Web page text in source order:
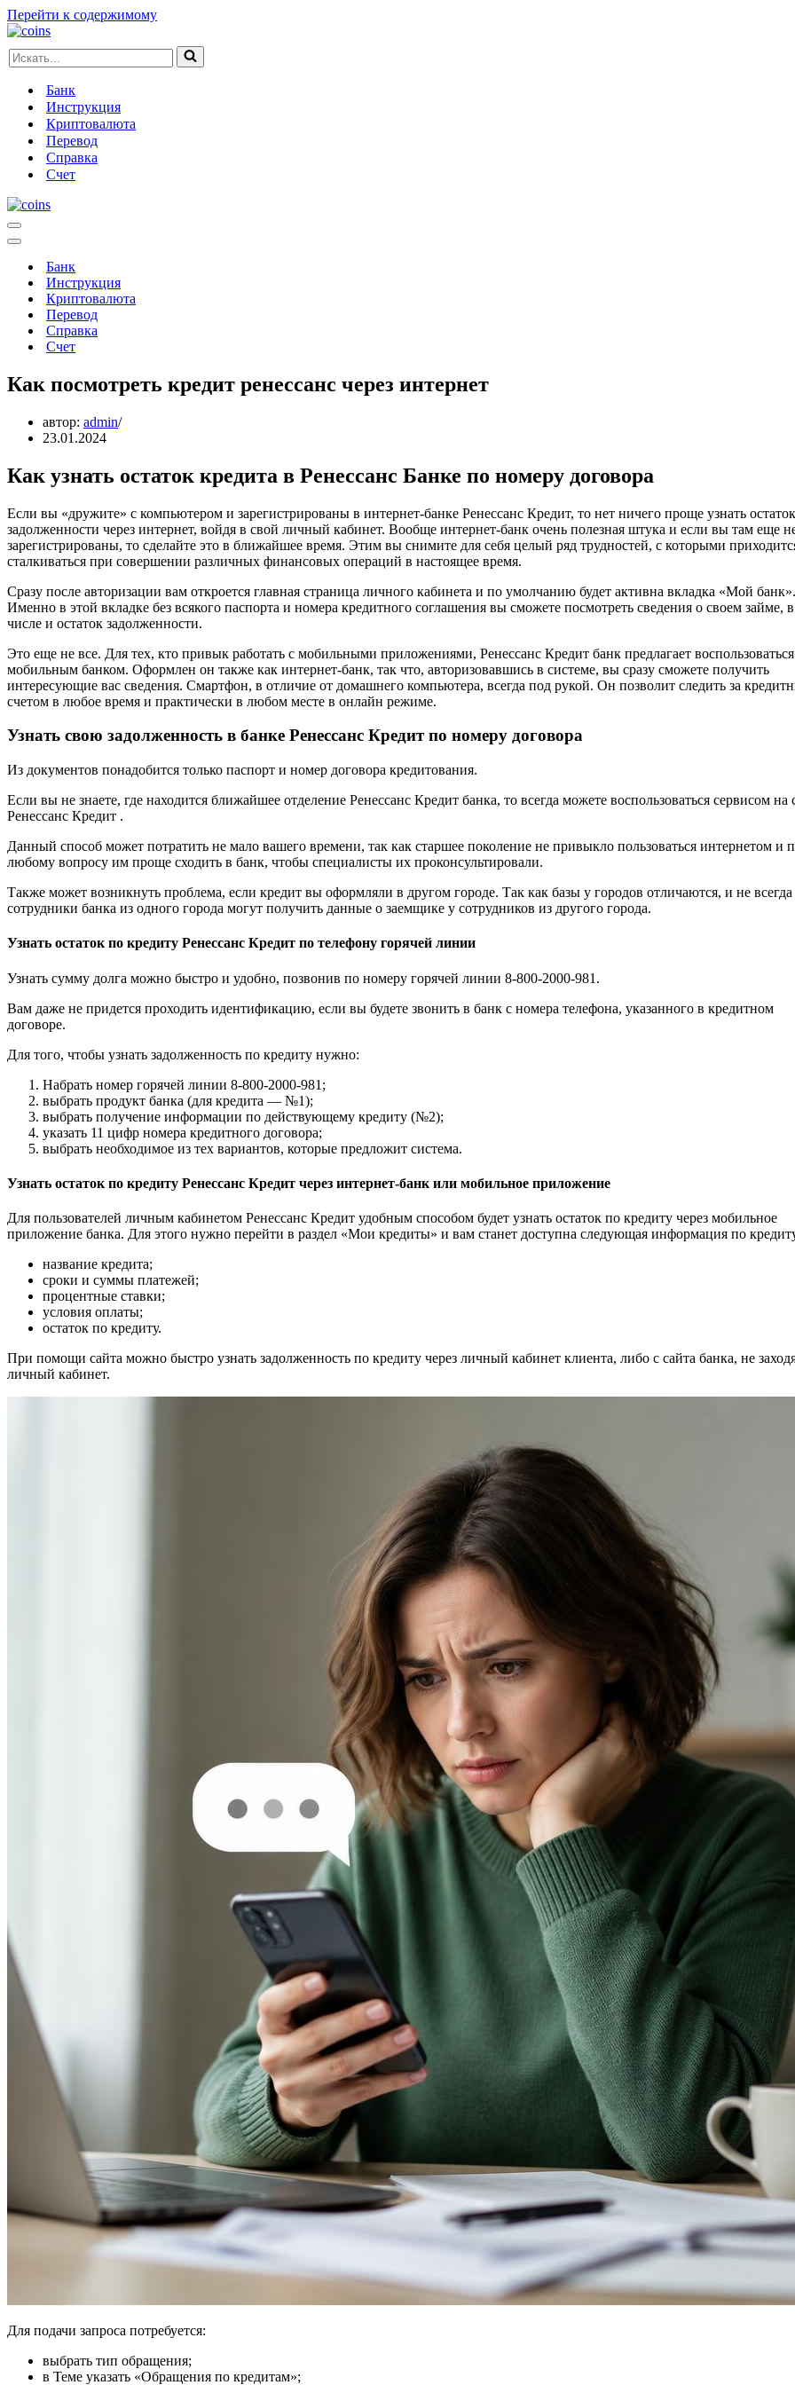
Перейти к содержимому
Искать...
Банк
Инструкция
Криптовалюта
Перевод
Справка
Счет
Меню
навигации
Меню
навигацииБанк
Инструкция
Криптовалюта
Перевод
Справка
Счет
Как посмотреть кредит ренессанс через интернет
автор: admin
23.01.2024
Как узнать остаток кредита в Ренессанс Банке по номеру договора
Если вы «дружите» с компьютером и зарегистрированы в интернет-банке Ренессанс Кредит, то нет ничего проще узнать остаток
задолженности через интернет, войдя в свой личный кабинет. Вообще интернет-банк очень полезная штука и если вы там еще
зарегистрированы, то сделайте это в ближайшее время. Этим вы снимите для себя целый ряд трудностей, с которыми
сталкиваться при совершении различных финансовых операций в настоящее время.
Сразу после авторизации вам откроется главная страница личного кабинета и по умолчанию будет активна вкладка «Мой банк».
Именно в этой вкладке без всякого паспорта и номера кредитного соглашения вы сможете посмотреть сведения о своем займе,
числе и остаток задолженности.
Это еще не все. Для тех, кто привык работать с мобильными приложениями, Ренессанс Кредит банк предлагает
мобильным банком. Оформлен он также как интернет-банк, так что, авторизовавшись в системе, вы сразу сможете получить
интересующие вас сведения. Смартфон, в отличие от домашнего компьютера, всегда под рукой. Он позволит следить за
счетом в любое время и практически в любом месте в онлайн режиме.
Узнать свою задолженность в банке Ренессанс Кредит по номеру договора
Из документов понадобится только паспорт и номер договора кредитования.
Если вы не знаете, где находится ближайшее отделение Ренессанс Кредит банка, то всегда можете воспользоваться сервисом на
Ренессанс Кредит .
Данный способ может потратить не мало вашего времени, так как старшее поколение не привыкло пользоваться интернетом и
любому вопросу им проще сходить в банк, чтобы специалисты их проконсультировали.
Также может возникнуть проблема, если кредит вы оформляли в другом городе. Так как базы у городов отличаются, и не всегда
сотрудники банка из одного города могут получить данные о заемщике у сотрудников из другого города.
Узнать остаток по кредиту Ренессанс Кредит по телефону горячей линии
Узнать сумму долга можно быстро и удобно, позвонив по номеру горячей линии 8-800-2000-981.
Вам даже не придется проходить идентификацию, если вы будете звонить в банк с номера телефона, указанного в кредитном
договоре.
Для того, чтобы узнать задолженность по кредиту нужно:
Набрать номер горячей линии 8-800-2000-981;
выбрать продукт банка (для кредита — №1);
выбрать получение информации по действующему кредиту (№2);
указать 11 цифр номера кредитного договора;
выбрать необходимое из тех вариантов, которые предложит система.
Узнать остаток по кредиту Ренессанс Кредит через интернет-банк или мобильное приложение
Для пользователей личным кабинетом Ренессанс Кредит удобным способом будет узнать остаток по кредиту через мобильное
приложение банка. Для этого нужно перейти в раздел «Мои кредиты» и вам станет доступна следующая информация по
название кредита;
сроки и суммы платежей;
процентные ставки;
условия оплаты;
остаток по кредиту.
При помощи сайта можно быстро узнать задолженность по кредиту через личный кабинет клиента, либо с сайта банка, не
личный кабинет.
Для подачи запроса потребуется:
выбрать тип обращения;
в Теме указать «Обращения по кредитам»;